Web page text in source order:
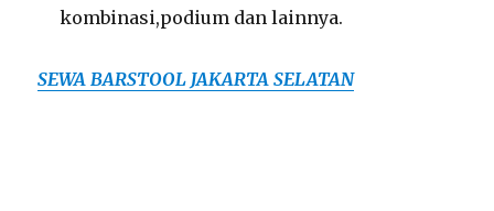
kombinasi,podium dan lainnya.
SEWA BARSTOOL JAKARTA SELATAN